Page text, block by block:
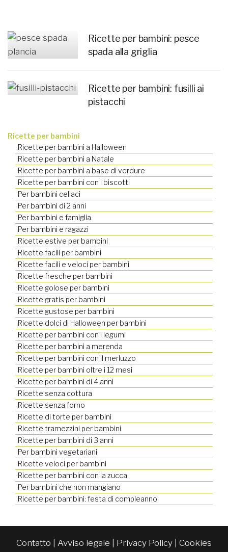
Ricette per bambini: pesce
spada alla griglia
Ricette per bambini: fusilli ai
pistacchi
Ricette per bambini
Ricette per bambini a Halloween
Ricette per bambini a Natale
Ricette per bambini a base di verdure
Ricette per bambini con i biscotti
Per bambini celiaci
Per bambini di 2 anni
Per bambini e famiglia
Per bambini e ragazzi
Ricette estive per bambini
Ricette facili per bambini
Ricette facili e veloci per bambini
Ricette fresche per bambini
Ricette golose per bambini
Ricette gratis per bambini
Ricette gustose per bambini
Ricette dolci di Halloween per bambini
Ricette per bambini con i legumi
Ricette per bambini a merenda
Ricette per bambini con il merluzzo
Ricette per bambini oltre i 12 mesi
Ricette per bambini di 4 anni
Ricette senza cottura
Ricette senza forno
Ricette di torte per bambini
Ricette tramezzini per bambini
Ricette per bambini di 3 anni
Per bambini vegetariani
Ricette veloci per bambini
Ricette per bambini con la zucca
Per bambini che non mangiano
Ricette per bambini: festa di compleanno
Contatto Avviso legale Privacy Policy
Cookies